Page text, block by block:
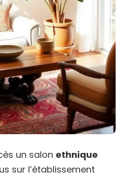
un salon ethnique
sur l’établissement